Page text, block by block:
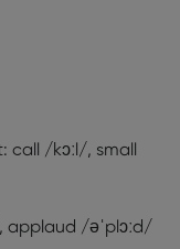
/kɔːl/, small
applaud /əˈplɔːd/